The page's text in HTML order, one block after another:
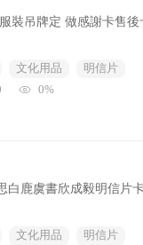
裝吊牌定 做感謝卡售後
文化用品
明信片
0%
白鹿虞書欣成毅明信片
文化用品
明信片